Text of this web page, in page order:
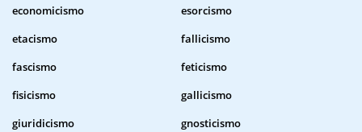
economicismo
esorcismo
etacismo
fallicismo
fascismo
feticismo
fisicismo
gallicismo
giuridicismo
gnosticismo